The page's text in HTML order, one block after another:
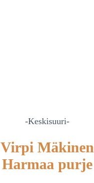
-Keskisuuri-
Virpi Mäkinen
Harmaa purje